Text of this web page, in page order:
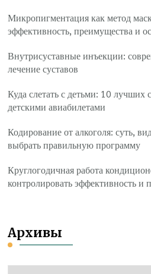
Микропигментация как метод
эффективность, преимущества и
Внутрисуставные инъекции:
лечение суставов
Куда слетать с детьми: 10
детскими авиабилетами
Кодирование от алкоголя: суть,
выбрать правильную программу
Круглогодичная работа
контролировать эффективность и
Архивы